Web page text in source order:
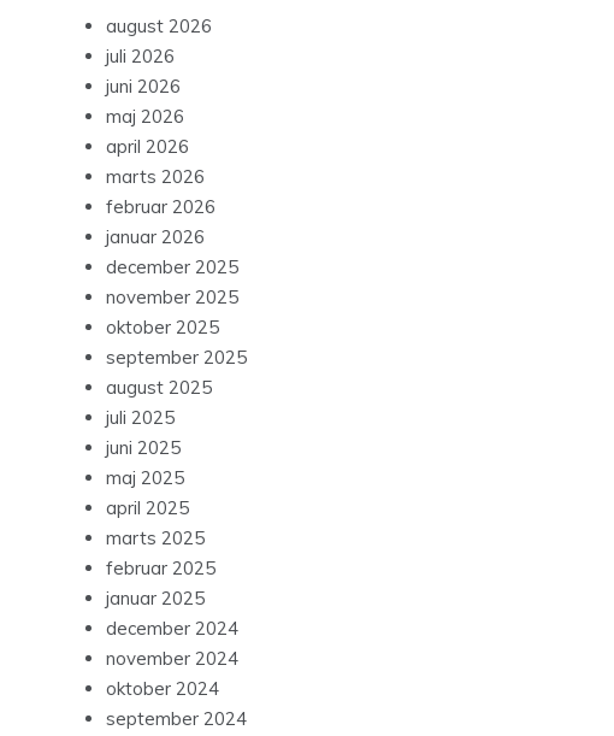
august 2026
juli 2026
juni 2026
maj 2026
april 2026
marts 2026
februar 2026
januar 2026
december 2025
november 2025
oktober 2025
september 2025
august 2025
juli 2025
juni 2025
maj 2025
april 2025
marts 2025
februar 2025
januar 2025
december 2024
november 2024
oktober 2024
september 2024